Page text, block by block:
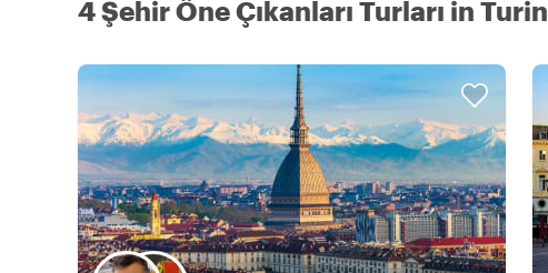
4 Şehir Öne Çıkanları Turları in Turin